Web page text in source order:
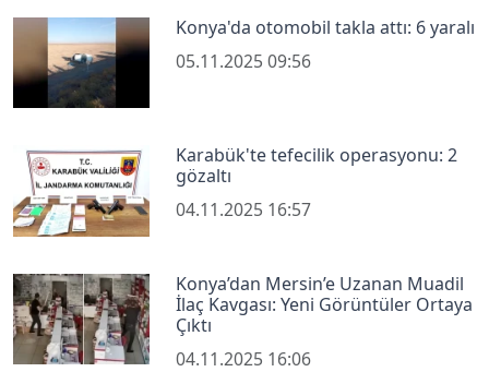
Konya'da otomobil takla attı: 6 yaralı
05.11.2025 09:56
Karabük'te tefecilik operasyonu: 2
gözaltı
04.11.2025 16:57
Konya’dan Mersin’e Uzanan Muadil
İlaç Kavgası: Yeni Görüntüler Ortaya
Çıktı
04.11.2025 16:06